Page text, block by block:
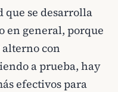
que se desarrolla
en general, porque
con
a prueba, hay
efectivos para